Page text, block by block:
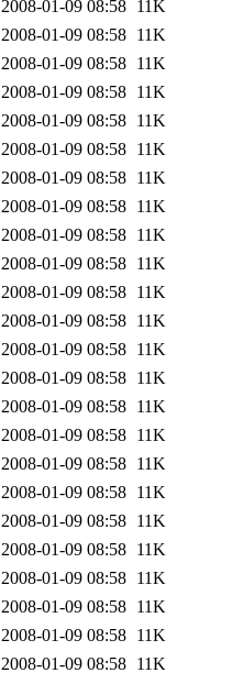
2008-01-09 08:58 11K
2008-01-09 08:58 11K
2008-01-09 08:58 11K
2008-01-09 08:58 11K
2008-01-09 08:58 11K
2008-01-09 08:58 11K
2008-01-09 08:58 11K
2008-01-09 08:58 11K
2008-01-09 08:58 11K
2008-01-09 08:58 11K
2008-01-09 08:58 11K
2008-01-09 08:58 11K
2008-01-09 08:58 11K
2008-01-09 08:58 11K
2008-01-09 08:58 11K
2008-01-09 08:58 11K
2008-01-09 08:58 11K
2008-01-09 08:58 11K
2008-01-09 08:58 11K
2008-01-09 08:58 11K
2008-01-09 08:58 11K
2008-01-09 08:58 11K
2008-01-09 08:58 11K
2008-01-09 08:58 11K